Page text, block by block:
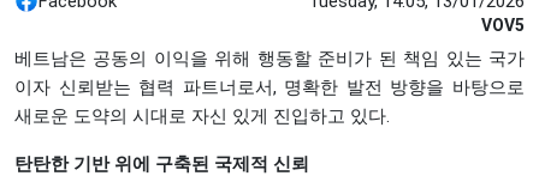
VOV5
베트남은 공동의 이익을 위해 행동할 준비가 된 책임 있는 국가
이자 신뢰받는 협력 파트너로서, 명확한 발전 방향을 바탕으로
새로운 도약의 시대로 자신 있게 진입하고 있다.
탄탄한 기반 위에 구축된 국제적 신뢰